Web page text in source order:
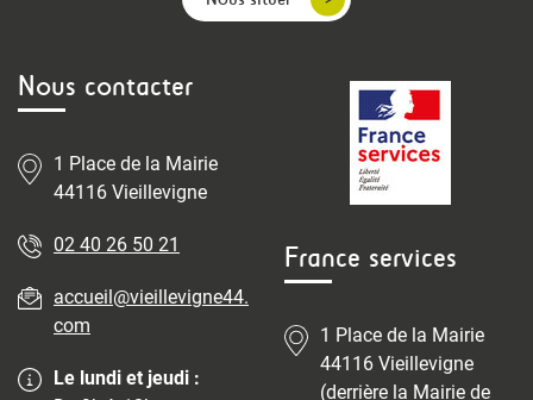
Nous contacter
1 Place de la Mairie
44116 Vieillevigne
02 40 26 50 21
accueil@vieillevigne44.
com
Le lundi et jeudi :
France services
1 Place de la Mairie
44116 Vieillevigne
(derrière la Mairie de